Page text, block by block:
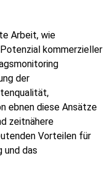
Arbeit, wie
kommerzieller
der
ebnen diese Ansätze
zeitnähere
Vorteilen für
und das